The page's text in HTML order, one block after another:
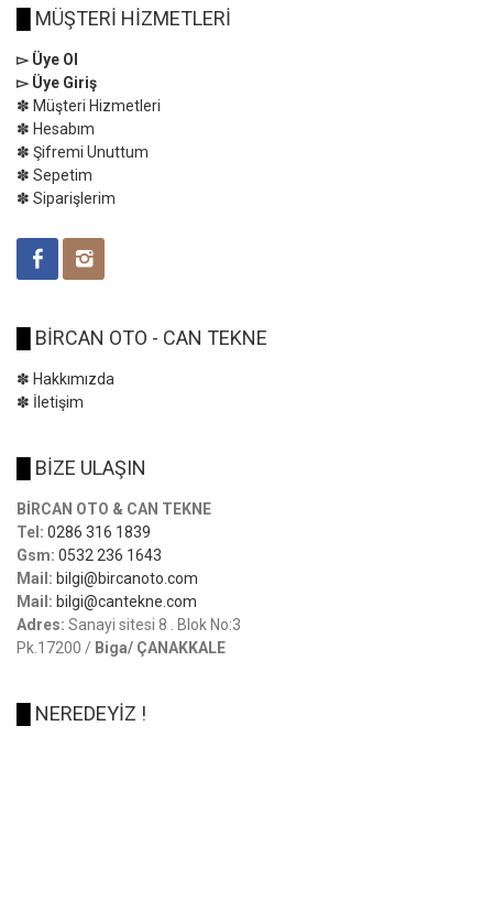
MÜŞTERİ HİZMETLERİ
▻ Üye Ol
▻ Üye Giriş
✽ Müşteri Hizmetleri
✽ Hesabım
✽ Şifremi Unuttum
✽ Sepetim
✽ Siparişlerim
BİRCAN OTO - CAN TEKNE
✽ Hakkımızda
✽ İletişim
BİZE ULAŞIN
BİRCAN OTO & CAN TEKNE
Tel: 0286 316 1839
Gsm: 0532 236 1643
Mail: bilgi@bircanoto.com
Mail: bilgi@cantekne.com
Adres: Sanayi sitesi 8 . Blok No:3
Pk.17200 / Biga/ ÇANAKKALE
NEREDEYİZ !